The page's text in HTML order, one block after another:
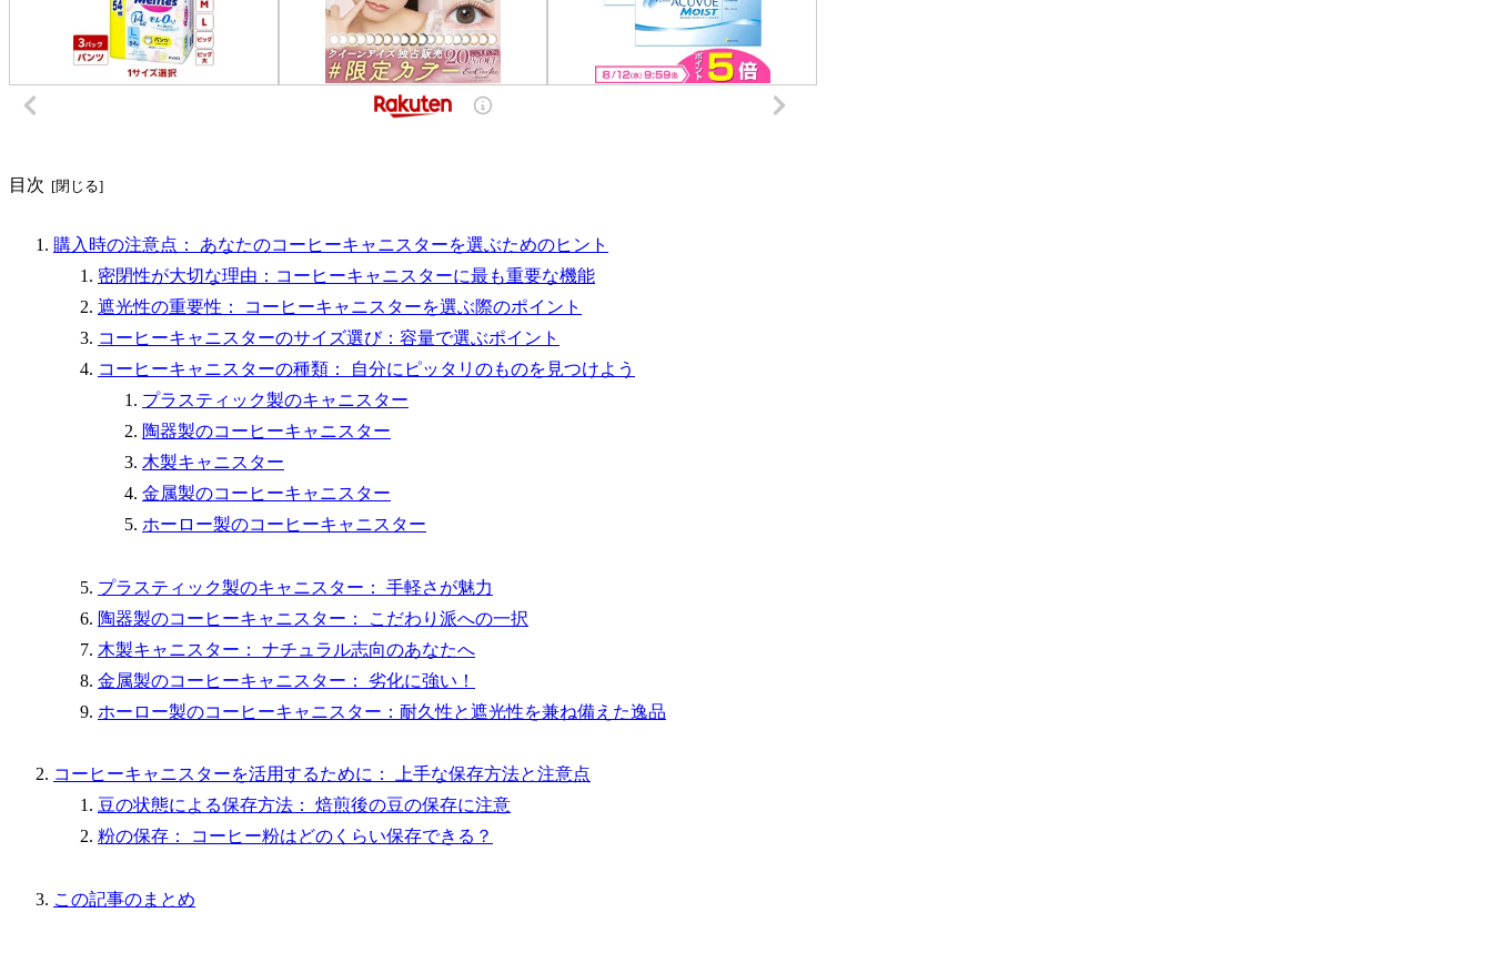
目次
購入時の注意点： あなたのコーヒーキャニスターを選ぶためのヒント
密閉性が大切な理由：コーヒーキャニスターに最も重要な機能
遮光性の重要性： コーヒーキャニスターを選ぶ際のポイント
コーヒーキャニスターのサイズ選び：容量で選ぶポイント
コーヒーキャニスターの種類： 自分にピッタリのものを見つけよう
プラスティック製のキャニスター
陶器製のコーヒーキャニスター
木製キャニスター
金属製のコーヒーキャニスター
ホーロー製のコーヒーキャニスター
プラスティック製のキャニスター： 手軽さが魅力
陶器製のコーヒーキャニスター： こだわり派への一択
木製キャニスター： ナチュラル志向のあなたへ
金属製のコーヒーキャニスター： 劣化に強い！
ホーロー製のコーヒーキャニスター：耐久性と遮光性を兼ね備えた逸品
コーヒーキャニスターを活用するために： 上手な保存方法と注意点
豆の状態による保存方法： 焙煎後の豆の保存に注意
粉の保存： コーヒー粉はどのくらい保存できる？
この記事のまとめ